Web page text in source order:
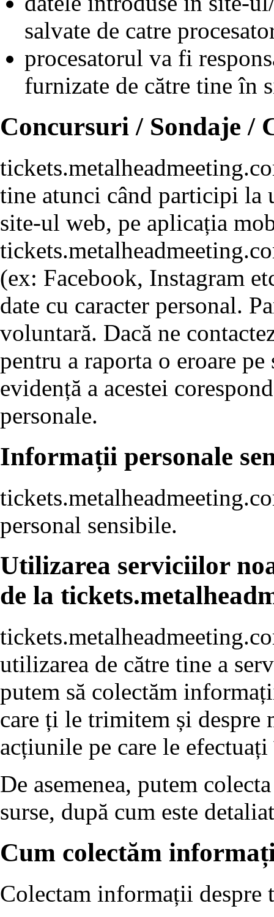
salvate de catre
procesatorul va fi
furnizate de către tine în
Concursuri / Sondaje /
tine atunci când participi la
site-ul web, pe aplicația
(ex: Facebook, Instagram
date cu caracter personal.
voluntară. Dacă ne
pentru a raporta o eroare
evidență a acestei
personale.
Informații personale
personal sensibile.
Utilizarea serviciilor
de la
utilizarea de către tine a
putem să colectăm
care ți le trimitem și despre
acțiunile pe care le
De asemenea, putem
surse, după cum este
Cum colectăm
Colectam informații